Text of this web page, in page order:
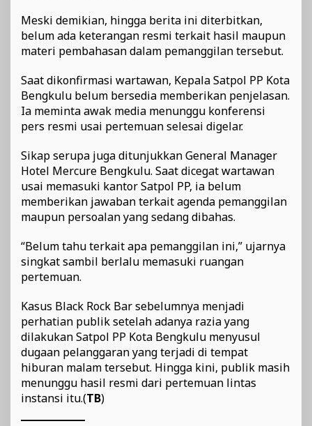
Meski demikian, hingga berita ini diterbitkan,
belum ada keterangan resmi terkait hasil maupun
materi pembahasan dalam pemanggilan tersebut.
Saat dikonfirmasi wartawan, Kepala Satpol PP Kota
Bengkulu belum bersedia memberikan penjelasan.
Ia meminta awak media menunggu konferensi
pers resmi usai pertemuan selesai digelar.
Sikap serupa juga ditunjukkan General Manager
Hotel Mercure Bengkulu. Saat dicegat wartawan
usai memasuki kantor Satpol PP, ia belum
memberikan jawaban terkait agenda pemanggilan
maupun persoalan yang sedang dibahas.
“Belum tahu terkait apa pemanggilan ini,” ujarnya
singkat sambil berlalu memasuki ruangan
pertemuan.
Kasus Black Rock Bar sebelumnya menjadi
perhatian publik setelah adanya razia yang
dilakukan Satpol PP Kota Bengkulu menyusul
dugaan pelanggaran yang terjadi di tempat
hiburan malam tersebut. Hingga kini, publik masih
menunggu hasil resmi dari pertemuan lintas
instansi itu.(TB)